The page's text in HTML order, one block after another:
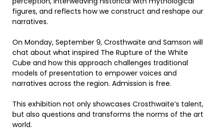
figures, and reflects how we construct and reshape our
narratives.
On Monday, September 9, Crosthwaite and Samson will
chat about what inspired The Rupture of the White
Cube and how this approach challenges traditional
models of presentation to empower voices and
narratives across the region. Admission is free.
This exhibition not only showcases Crosthwaite’s talent,
but also questions and transforms the norms of the art
world.